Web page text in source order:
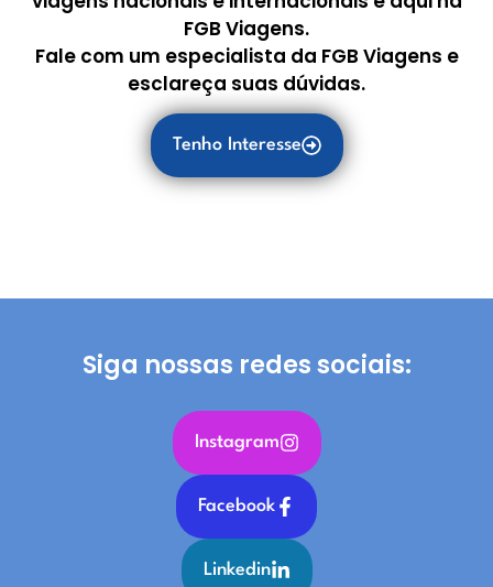
FGB Viagens.
Fale com um especialista da FGB Viagens e
esclareça suas dúvidas.
Tenho Interesse
Siga nossas redes sociais:
Instagram
Facebook
Linkedin